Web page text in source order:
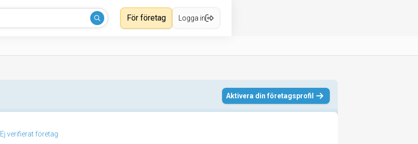
För företag Logga in
Aktivera din företagsprofil
Ej verifierat företag